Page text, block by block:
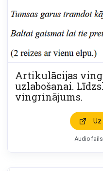
Artikulācijas
uzlabošanai.
vingrinājums.
Audio fails